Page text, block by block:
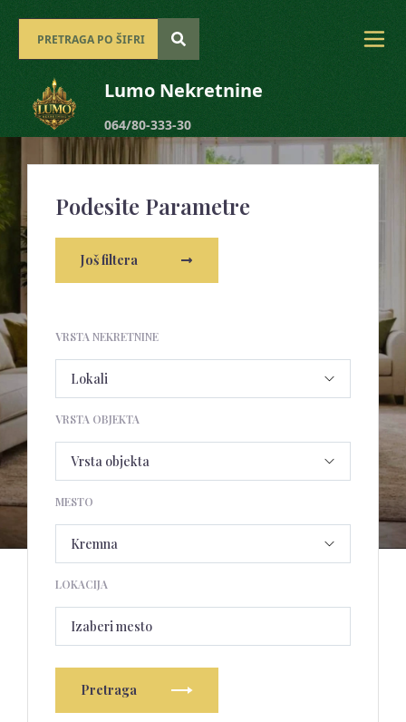
Lumo Nekretnine
064/80-333-30
Podesite Parametre
Još filtera
VRSTA NEKRETNINE
VRSTA OBJEKTA
MESTO
LOKACIJA
Izaberi mesto
Pretraga